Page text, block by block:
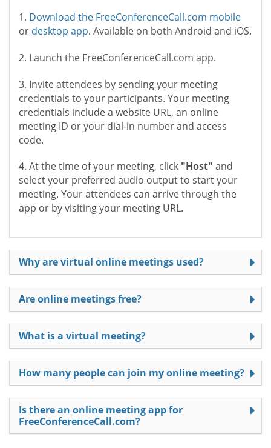
1. Download the FreeConferenceCall.com mobile
or desktop app. Available on both Android and iOS.
2. Launch the FreeConferenceCall.com app.
3. Invite attendees by sending your meeting
credentials to your participants. Your meeting
credentials include a website URL, an online
meeting ID or your dial-in number and access
code.
4. At the time of your meeting, click "Host" and
select your preferred audio output to start your
meeting. Your attendees can arrive through the
app or by visiting your meeting URL.
Why are virtual online meetings used?
Are online meetings free?
What is a virtual meeting?
How many people can join my online meeting?
Is there an online meeting app for
FreeConferenceCall.com?